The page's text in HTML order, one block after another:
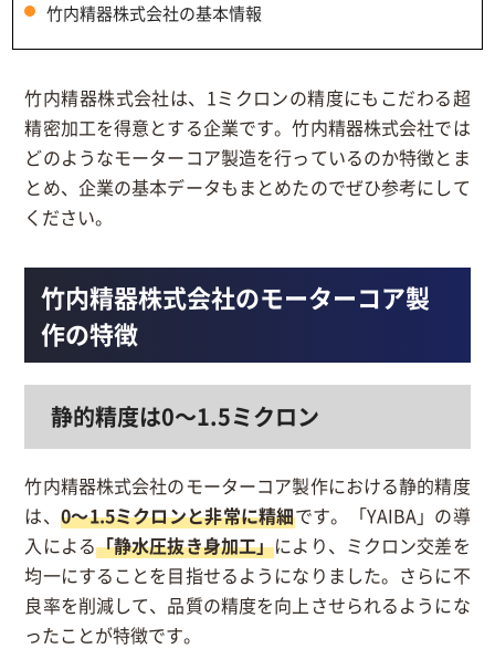
竹内精器株式会社の基本情報
竹内精器株式会社は、1ミクロンの精度にもこだわる超
精密加工を得意とする企業です。竹内精器株式会社では
どのようなモーターコア製造を行っているのか特徴とま
とめ、企業の基本データもまとめたのでぜひ参考にして
ください。
竹内精器株式会社のモーターコア製
作の特徴
静的精度は0～1.5ミクロン
竹内精器株式会社のモーターコア製作における静的精度
は、 0～1.5ミクロンと非常に精細です。「YAIBA」の導
入による「静水圧抜き身加工」により、ミクロン交差を
均一にすることを目指せるようになりました。さらに不
良率を削減して、品質の精度を向上させられるようにな
ったことが特徴です。